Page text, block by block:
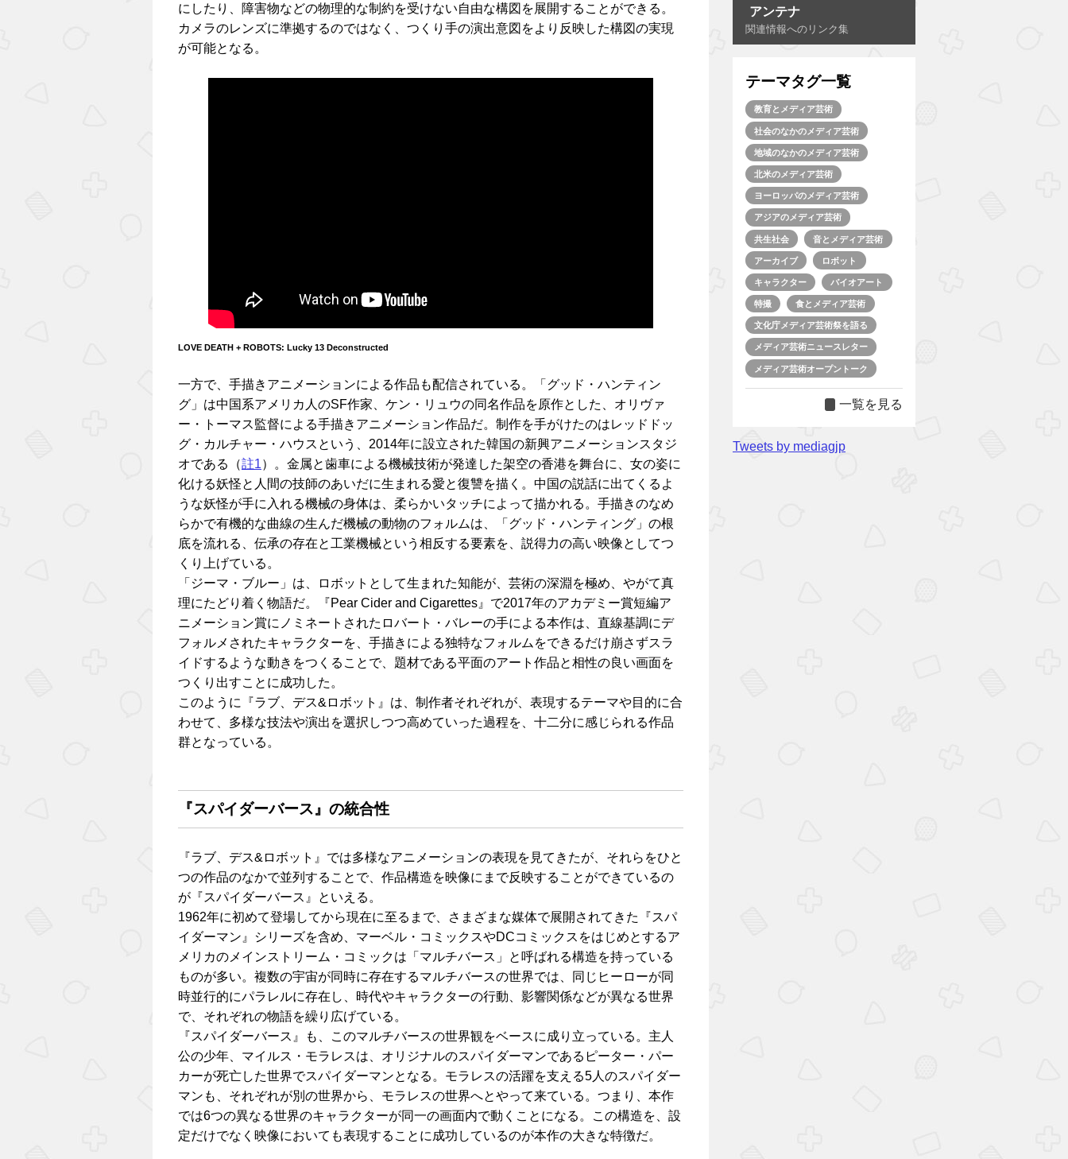
にしたり、障害物などの物理的な制約を受けない自由な構図を展開することができる。
カメラのレンズに準拠するのではなく、つくり手の演出意図をより反映した構図の実現
が可能となる。
LOVE DEATH + ROBOTS: Lucky 13 Deconstructed
一方で、手描きアニメーションによる作品も配信されている。「グッド・ハンティン
グ」は中国系アメリカ人のSF作家、ケン・リュウの同名作品を原作とした、オリヴァ
ー・トーマス監督による手描きアニメーション作品だ。制作を手がけたのはレッドドッ
グ・カルチャー・ハウスという、2014年に設立された韓国の新興アニメーションスタジ
オである（註1）。金属と歯車による機械技術が発達した架空の香港を舞台に、女の姿に
化ける妖怪と人間の技師のあいだに生まれる愛と復讐を描く。中国の説話に出てくるよ
うな妖怪が手に入れる機械の身体は、柔らかいタッチによって描かれる。手描きのなめ
らかで有機的な曲線の生んだ機械の動物のフォルムは、「グッド・ハンティング」の根
底を流れる、伝承の存在と工業機械という相反する要素を、説得力の高い映像としてつ
くり上げている。
「ジーマ・ブルー」は、ロボットとして生まれた知能が、芸術の深淵を極め、やがて真
理にたどり着く物語だ。『Pear Cider and Cigarettes』で2017年のアカデミー賞短編ア
ニメーション賞にノミネートされたロバート・バレーの手による本作は、直線基調にデ
フォルメされたキャラクターを、手描きによる独特なフォルムをできるだけ崩さずスラ
イドするような動きをつくることで、題材である平面のアート作品と相性の良い画面を
つくり出すことに成功した。
このように『ラブ、デス&ロボット』は、制作者それぞれが、表現するテーマや目的に合
わせて、多様な技法や演出を選択しつつ高めていった過程を、十二分に感じられる作品
群となっている。
『スパイダーバース』の統合性
『ラブ、デス&ロボット』では多様なアニメーションの表現を見てきたが、それらをひと
つの作品のなかで並列することで、作品構造を映像にまで反映することができているの
が『スパイダーバース』といえる。
1962年に初めて登場してから現在に至るまで、さまざまな媒体で展開されてきた『スパ
イダーマン』シリーズを含め、マーベル・コミックスやDCコミックスをはじめとするア
メリカのメインストリーム・コミックは「マルチバース」と呼ばれる構造を持っている
ものが多い。複数の宇宙が同時に存在するマルチバースの世界では、同じヒーローが同
時並行的にパラレルに存在し、時代やキャラクターの行動、影響関係などが異なる世界
で、それぞれの物語を繰り広げている。
『スパイダーバース』も、このマルチバースの世界観をベースに成り立っている。主人
公の少年、マイルス・モラレスは、オリジナルのスパイダーマンであるピーター・パー
カーが死亡した世界でスパイダーマンとなる。モラレスの活躍を支える5人のスパイダー
マンも、それぞれが別の世界から、モラレスの世界へとやって来ている。つまり、本作
では6つの異なる世界のキャラクターが同一の画面内で動くことになる。この構造を、設
定だけでなく映像においても表現することに成功しているのが本作の大きな特徴だ。
アンテナ
関連情報へのリンク集
テーマタグ一覧
教育とメディア芸術
社会のなかのメディア芸術
地域のなかのメディア芸術
北米のメディア芸術
ヨーロッパのメディア芸術
アジアのメディア芸術
共生社会 音とメディア芸術
アーカイブ ロボット
キャラクター バイオアート
特撮 食とメディア芸術
文化庁メディア芸術祭を語る
メディア芸術ニュースレター
メディア芸術オープントーク
一覧を見る
Tweets by mediagjp